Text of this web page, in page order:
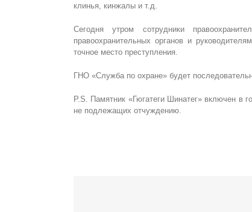
клинья, кинжалы и т.д.
Сегодня утром сотрудники
правоохранительных органов и
точное место преступления.
ГНО «Служба по охране» будет
P.S. Памятник «Гюгатеги Шинатег» включен в
не подлежащих отчуждению.